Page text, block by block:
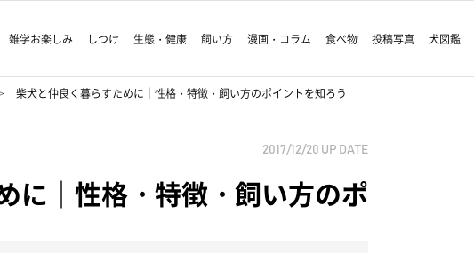
雑学お楽しみ しつけ 生態・健康 飼い方 漫画・コラム 食べ物 投稿写真 犬図鑑
柴犬と仲良く暮らすために｜性格・特徴・飼い方のポイントを知ろう
2017/12/20 UP DATE
に｜性格・特徴・飼い方のポ